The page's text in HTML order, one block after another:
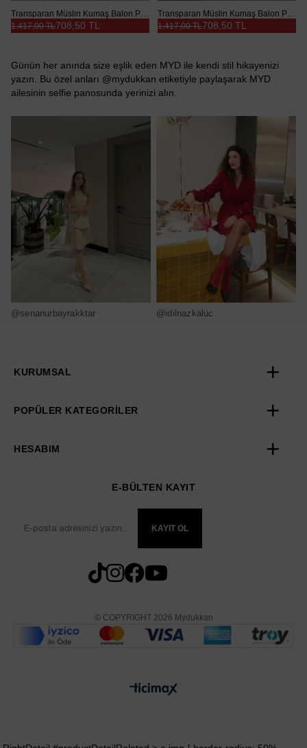
Transparan Müslin Kumaş Balon Pantolon - Siyah
708,50 TL
1.417,00 TL
Transparan Müslin Kumaş Balon Pantolon - Beyaz
708,50 TL
1.417,00 TL
Günün her anında size eşlik eden MYD ile kendi stil hikayenizi
yazın. Bu özel anları @mydukkan etiketiyle paylaşarak MYD
ailesinin selfie panosunda yerinizi alın.
@senanurbayrakktar @idilnazkaluc
KURUMSAL
POPÜLER KATEGORİLER
HESABIM
E-BÜLTEN KAYIT
KAYIT OL
© COPYRIGHT 2026 Mydukkan